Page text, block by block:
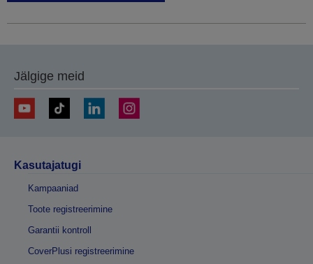
Jälgige meid
Kasutajatugi
Kampaaniad
Toote registreerimine
Garantii kontroll
CoverPlusi registreerimine